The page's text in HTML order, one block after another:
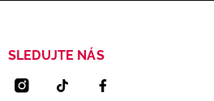
SLEDUJTE NÁS